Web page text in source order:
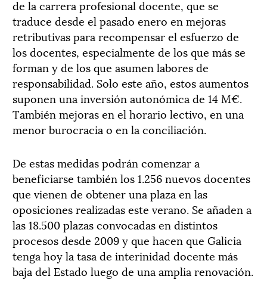
de la carrera profesional docente, que se
traduce desde el pasado enero en mejoras
retributivas para recompensar el esfuerzo de
los docentes, especialmente de los que más se
forman y de los que asumen labores de
responsabilidad. Solo este año, estos aumentos
suponen una inversión autonómica de 14 M€.
También mejoras en el horario lectivo, en una
menor burocracia o en la conciliación.
De estas medidas podrán comenzar a
beneficiarse también los 1.256 nuevos docentes
que vienen de obtener una plaza en las
oposiciones realizadas este verano. Se añaden a
las 18.500 plazas convocadas en distintos
procesos desde 2009 y que hacen que Galicia
tenga hoy la tasa de interinidad docente más
baja del Estado luego de una amplia renovación.